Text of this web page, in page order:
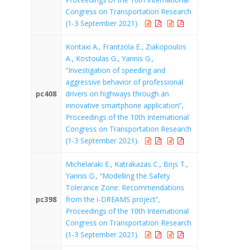
Congress on Transportation Research
(1-3 September 2021).
pc408
Kontaxi A., Frantzola E., Ziakopoulos
A., Kostoulas G., Yannis G.,
“Investigation of speeding and
aggressive behavior of professional
drivers on highways through an
innovative smartphone application”,
Proceedings of the 10th International
Congress on Transportation Research
(1-3 September 2021).
pc398
Michelaraki E., Katrakazas C., Brijs T.,
Yannis G., “Modelling the Safety
Tolerance Zone: Recommendations
from the i-DREAMS project”,
Proceedings of the 10th International
Congress on Transportation Research
(1-3 September 2021).